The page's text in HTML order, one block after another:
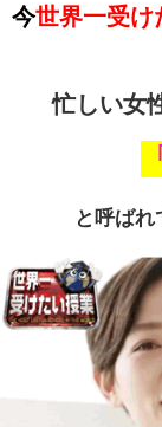
今世界一受け
忙しい女
と呼ば